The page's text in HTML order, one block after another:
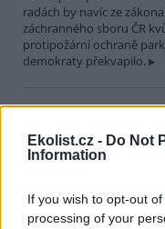
Ekolist.cz - Do Not
Information
If you wish to opt-out
processing of your
radách by navíc ze
záchranného sboru ČR
protipožární ochraně
demokraty překvapilo.
Soud v Miláně
27.7.2026 20:32 (ČTK )